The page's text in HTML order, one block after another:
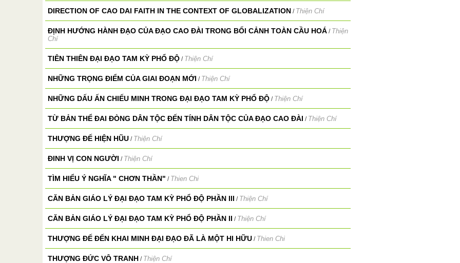
DIRECTION OF CAO DAI FAITH IN THE CONTEXT OF GLOBALIZATION / Thiện Chí
ĐỊNH HƯỚNG HÀNH ĐẠO CỦA ĐẠO CAO ĐÀI TRONG BỐI CẢNH TOÀN CẦU HOÁ / Thiện
Chí
TIÊN THIÊN ĐẠI ĐẠO TAM KỲ PHỔ ĐỘ / Thiện Chí
NHỮNG TRỌNG ĐIỂM CỦA GIAI ĐOẠN MỚI / Thiện Chí
NHỮNG DẤU ẤN CHIẾU MINH TRONG ĐẠI ĐẠO TAM KỲ PHỔ ĐỘ / Thiện Chí
TỪ BẢN THỂ ĐAI ĐÒNG DÂN TỘC ĐẾN TÍNH DÂN TỘC CỦA ĐẠO CAO ĐÀI / Thiện Chí
THƯỢNG ĐẾ HIỆN HŨU / Thiện Chí
ĐINH VỊ CON NGƯỜI / Thiện Chí
TÌM HIỂU Ý NGHĨA " CHƠN THẦN" / Thien Chi
CĂN BẢN GIÁO LÝ ĐẠI ĐẠO TAM KỲ PHỔ ĐỘ PHẦN III / Thiện Chí
CĂN BẢN GIÁO LÝ ĐẠI ĐẠO TAM KỲ PHỔ ĐỘ PHẦN II / Thiện Chí
THƯỢNG ĐẾ ĐẾN KHAI MINH ĐẠI ĐẠO ĐÃ LÀ MỘT HI HỮU / Thien Chi
THƯỢNG ĐỨC VÔ TRANH / Thiện Chí